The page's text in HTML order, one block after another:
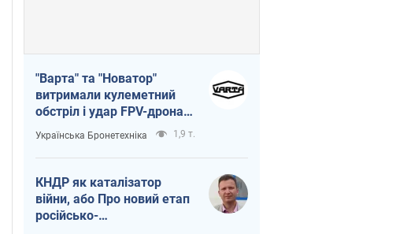
"Варта" та "Новатор"
витримали кулеметний
обстріл і удар FPV-дрона,
врятувавши життя
офіцеру ЗСУ
Українська Бронетехніка 1,9 т.
КНДР як каталізатор
війни, або Про новий етап
російсько-